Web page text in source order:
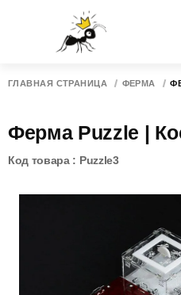
ГЛАВНАЯ СТРАНИЦА ФЕРМА
Ферма Puzzle |
Код товара : Puzzle3